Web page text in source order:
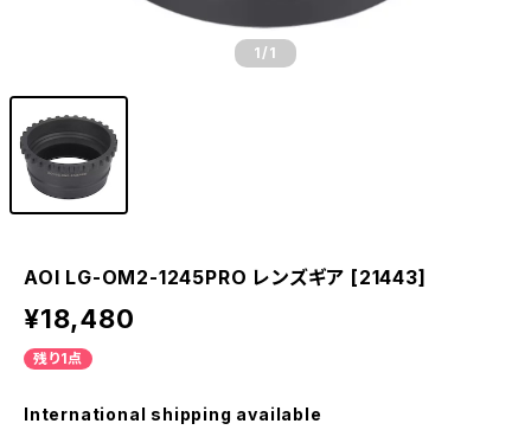
1 /1
AOI LG-OM2-1245PRO レンズギア [21443]
¥18,480
残り1点
International shipping available